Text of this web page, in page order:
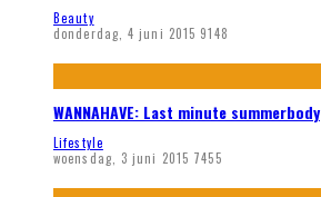
Beauty
donderdag, 4 juni 2015 9148
WANNAHAVE: Last minute summerbody
Lifestyle
woensdag, 3 juni 2015 7455